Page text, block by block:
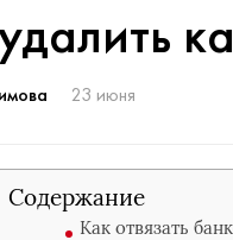
23 июня
Содержание
Как отвязать